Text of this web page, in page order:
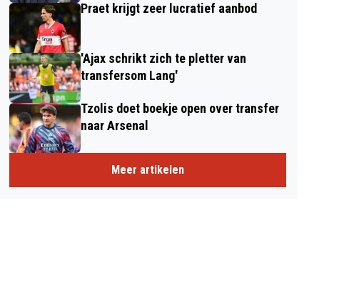
Praet krijgt zeer lucratief aanbod
'Ajax schrikt zich te pletter van
transfersom Lang'
Tzolis doet boekje open over transfer
naar Arsenal
Meer artikelen